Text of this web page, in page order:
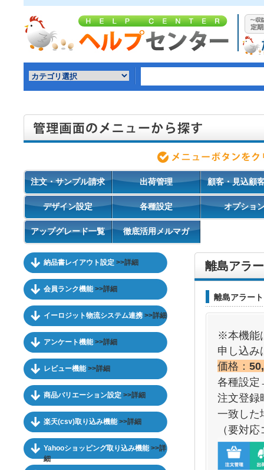
注文・サンプル請求 出荷管理 顧客・見込顧
デザイン設定 各種設定 オプショ
アップグレード一覧 徹底活用メルマガ
納品書レイアウト設定 >>詳細
会員ランク機能>>詳細
イーロジット物流システム連携 >>詳細
アンケート機能>>詳細
レビュー機能>>詳細
商品バリエーション設定 >>詳細
楽天(csv)取り込み機能>>詳細
Yahooショッピング取り込み機能>>詳
細
離島アラ
離島アラー
※本機能
申し込み
価格：
各種設定
注文登録
一致した
（要対